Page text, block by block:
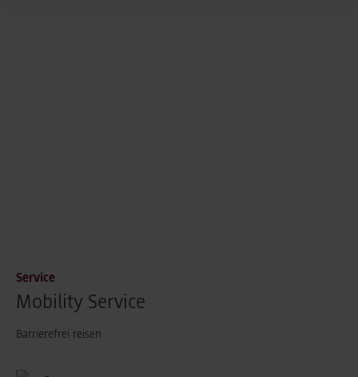
Service
Mobility Service
Barrierefrei reisen